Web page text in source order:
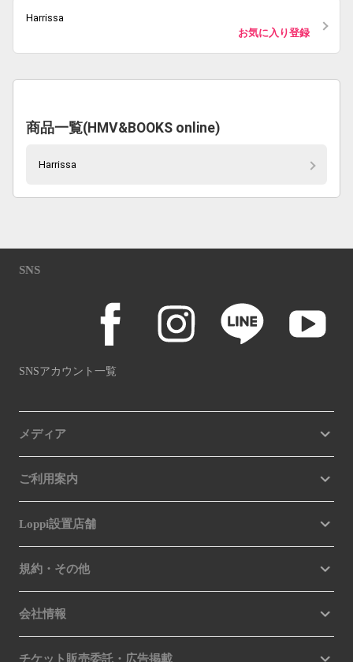
Harrissa
お気に入り登録
商品一覧(HMV&BOOKS online)
Harrissa
SNS
SNSアカウント一覧
メディア
ご利用案内
Loppi設置店舗
規約・その他
会社情報
チケット販売委託・広告掲載